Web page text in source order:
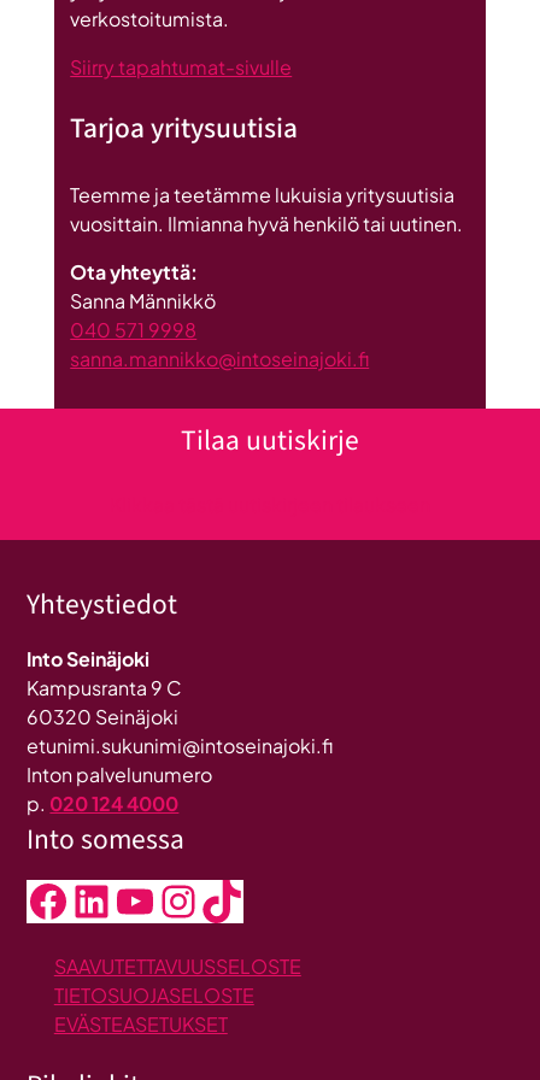
verkostoitumista.
Siirry tapahtumat-sivulle
Tarjoa yritysuutisia
Teemme ja teetämme lukuisia yritysuutisia
vuosittain. Ilmianna hyvä henkilö tai uutinen.
Ota yhteyttä:
Sanna Männikkö
040 571 9998
sanna.mannikko@intoseinajoki.fi
Tilaa uutiskirje
Yhteystiedot
Into Seinäjoki
Kampusranta 9 C
60320 Seinäjoki
etunimi.sukunimi@intoseinajoki.fi
Inton palvelunumero
p. 020 124 4000
Into somessa
Facebook LinkedIn YouTube InstagramTikTok
SAAVUTETTAVUUSSELOSTE
TIETOSUOJASELOSTE
EVÄSTEASETUKSET